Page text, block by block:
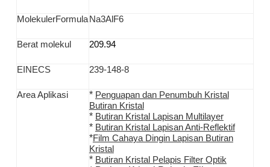
MolekulerFormula Na3AlF6
Berat molekul 209.94
EINECS 239-148-8
Area Aplikasi * Penguapan dan Penumbuh Kristal
Butiran Kristal
* Butiran Kristal Lapisan Multilayer
* Butiran Kristal Lapisan Anti-Reflektif
*Film Cahaya Dingin Lapisan Butiran
Kristal
* Butiran Kristal Pelapis Filter Optik